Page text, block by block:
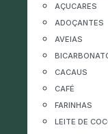
AÇUCARES
ADOÇANTES
AVEIAS
CACAUS
CAFÉ
FARINHAS
LEITE DE